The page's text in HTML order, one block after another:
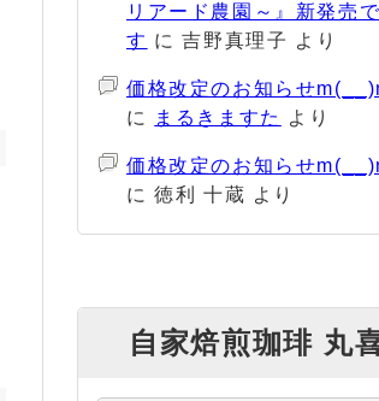
リアード農園～』新発売で
す に吉野真理子 より
価格改定のお知らせ
に
まるきますた より
価格改定のお知らせ
に徳利 十蔵 より
自家焙煎珈琲 丸